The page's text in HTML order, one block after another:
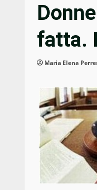
fatta.
Maria Elena